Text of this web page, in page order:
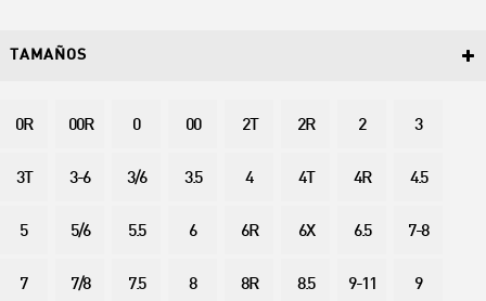
TAMAÑOS
0R 00R 0 00 2T 2R 2 3
3T 3-6 3/6 3.5 4 4T 4R 4.5
5 5/6 5.5 6 6R 6X 6.5 7-8
7 7/8 7.5 8 8R 8.5 9-11 9